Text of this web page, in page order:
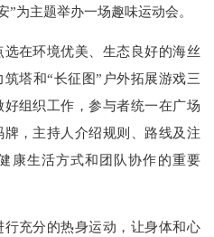
”为主题举办一场趣味运动会。
在环境优美、生态良好的海丝
塔和“长征图”户外拓展游戏三
组织工作，参与者统一在广场
，主持人介绍规则、路线及注
康生活方式和团队协作的重要
充分的热身运动，让身体和心